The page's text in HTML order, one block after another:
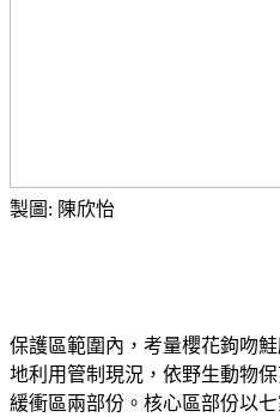
製圖: 陳欣怡
保護區範圍內，考量櫻花鉤吻
地利用管制現況，依野生動物
緩衝區兩部份。核心區部份以